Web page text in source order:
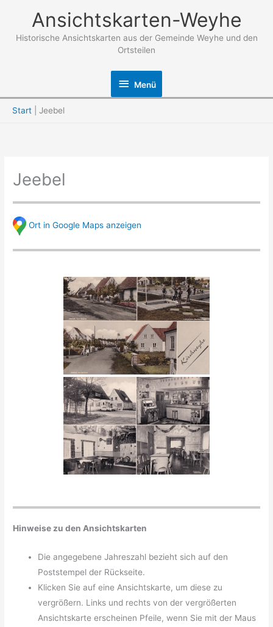
springen
Ansichtskarten-Weyhe
Historische Ansichtskarten aus der Gemeinde Weyhe und den
Ortsteilen
Menü
Menü
Start Jeebel
Jeebel
Ort in Google Maps anzeigen
Hinweise zu den Ansichtskarten
Die angegebene Jahreszahl bezieht sich auf den
Poststempel der Rückseite.
Klicken Sie auf eine Ansichtskarte, um diese zu
vergrößern. Links und rechts von der vergrößerten
Ansichtskarte erscheinen Pfeile, wenn Sie mit der Maus